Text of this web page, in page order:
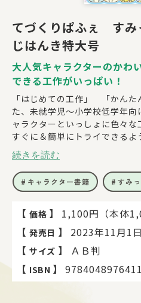
てづくりぱふぇ すみ
じはんき特大号
大人気キャラクターのかわ
できる工作がいっぱい！
「はじめての工作」 「かんた
た、未就学児～小学校低学年
ャラクターといっしょに色々な
すぐに＆簡単にトライできる
ます。
◆登場キャラ
すみっコぐらし、ちいかわ、
ん、サンリオキャラクター など
メイン付録：すみっコぐらし
クラフトの自販機。すみっコぐ
自販機の中には、ジュースの
おりつきケシゴム５つが入れら
ボタンを押すと、自販機の下
続きを読む
キャラクター書籍 すみ
【 価格 】
1,100円（本体
【 発売日 】
2023年11月1日
【 サイズ 】
ＡＢ判
【 ISBN 】 9784048976411